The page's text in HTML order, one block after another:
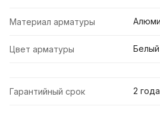
Материал арматуры
Цвет арматуры Белый
Гарантийный срок 2 года